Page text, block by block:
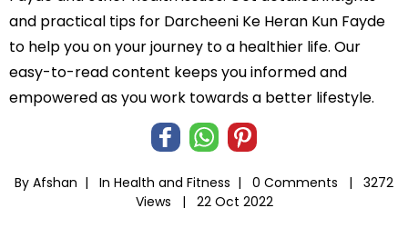
and practical tips for Darcheeni Ke Heran Kun Fayde
to help you on your journey to a healthier life. Our
easy-to-read content keeps you informed and
empowered as you work towards a better lifestyle.
By Afshan | In Health and Fitness | 0 Comments |
3272
Views |
22 Oct 2022